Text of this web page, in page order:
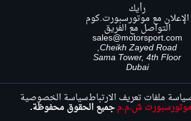
رأيك
الإعلان مع موتورسبورت.كوم
التواصل مع الفريق
sales@motorsport.com
Cheikh Zayed Road,
Sama Tower, 4th Floor
Dubai
ش.م.م جميع الحقوق محفوظة.
سياسة ملفات تعريف الارتباطسياسة الخصوصية